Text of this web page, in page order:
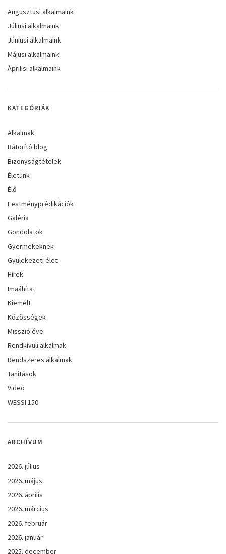
Augusztusi alkalmaink
Júliusi alkalmaink
Júniusi alkalmaink
Májusi alkalmaink
Áprilisi alkalmaink
KATEGÓRIÁK
Alkalmak
Bátorító blog
Bizonyságtételek
Életünk
Élő
Festményprédikációk
Galéria
Gondolatok
Gyermekeknek
Gyülekezeti élet
Hírek
Imaáhítat
Kiemelt
Közösségek
Misszió éve
Rendkívüli alkalmak
Rendszeres alkalmak
Tanítások
Videó
WESSI 150
ARCHÍVUM
2026. július
2026. május
2026. április
2026. március
2026. február
2026. január
2025. december